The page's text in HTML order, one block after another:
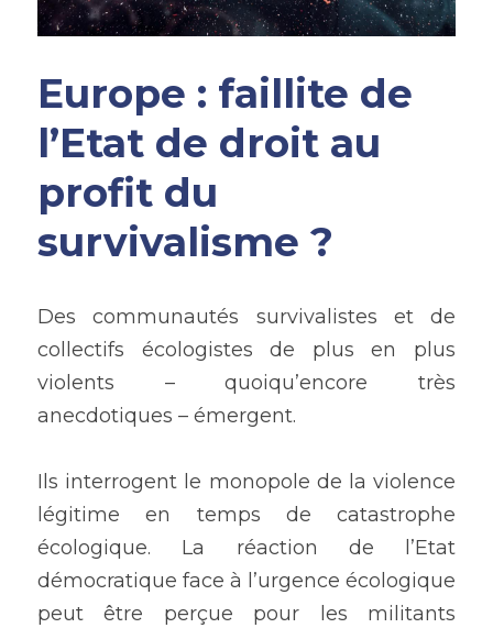
Europe : faillite de
l’Etat de droit au
profit du
survivalisme ?
Des communautés survivalistes et de
collectifs écologistes de plus en plus
violents – quoiqu’encore très
anecdotiques – émergent.
Ils interrogent le monopole de la violence
légitime en temps de catastrophe
écologique. La réaction de l’Etat
démocratique face à l’urgence écologique
peut être perçue pour les militants